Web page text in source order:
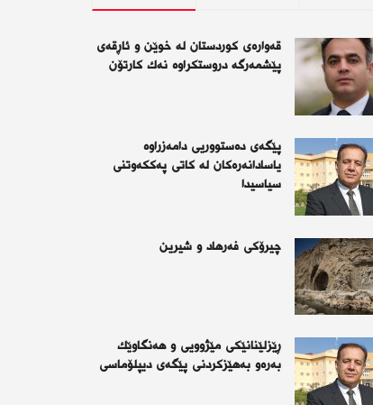
قەوارەی كوردستان لە خوێن و ئاڕقەی
پێشمەرگە دروستكراوە نەك كارتۆن
پێگەی دەستووریی دامەزراوە
یاسادانەرەكان لە كاتی پەككەوتنی
سیاسیدا
چیرۆكی فەرهاد و شیرین
ڕێزلێنانێكی مێژوویی و هەنگاوێك
بەرەو بەهێزكردنی پێگەی دیپلۆماسی